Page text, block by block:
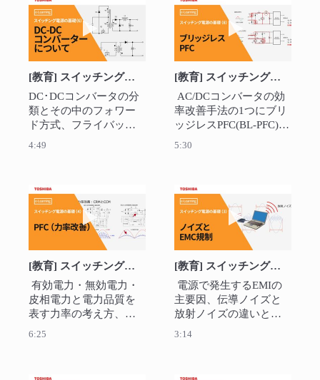
スイッチングに関して
も言及します。
動画を再生 [教育] スイッチング電源の基
[教育] スイッチング電源の基礎（６） ～DC-DCコンバーターについて～
DC･DCコンバータの分
類とその中のフォワー
ド方式、フライバック
4:49
動画を再生 [教
[教育] スイッチング電源の基礎（８） ～ブリッジレスPFC～
AC/DCコンバータの効
率改善手法の1つにブリ
ッジレスPFC(BL-PFC)が
5:30
動画を再生 [教育] スイッチング電源の基
[教育] スイッチング電源の基礎（４） ～PFC(力率改善回路)～
有効電力・無効電力・
皮相電力と電力品質を
表す力率の考え方、力
率の悪化要因について
6:25
動画を再生 [
[教育] スイッチング電源の基礎（３） ～ノイズとEMC規制～
電源で発生するEMIの
主要因、伝導ノイズと
放射ノイズの違いとそ
の測定法について説明
3:14